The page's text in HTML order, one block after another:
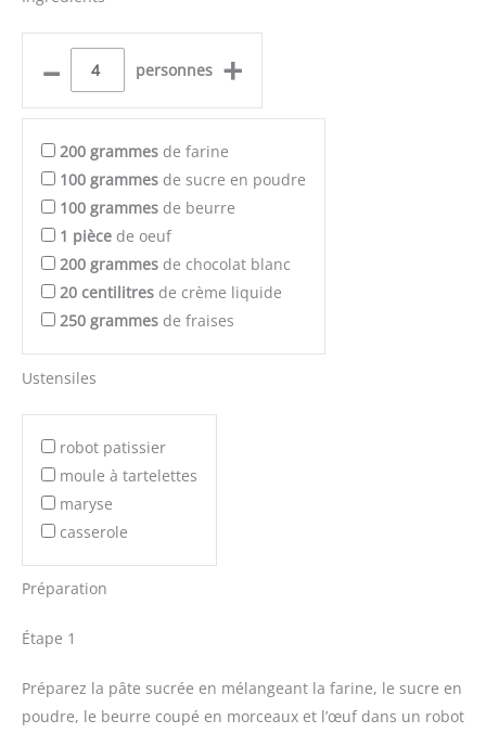
– personnes +
200 grammes de farine
100 grammes de sucre en poudre
100 grammes de beurre
1 pièce de oeuf
200 grammes de chocolat blanc
20 centilitres de crème liquide
250 grammes de fraises
Ustensiles
robot patissier
moule à tartelettes
maryse
casserole
Préparation
Étape 1
Préparez la pâte sucrée en mélangeant la farine, le sucre en
poudre, le beurre coupé en morceaux et l’œuf dans un robot